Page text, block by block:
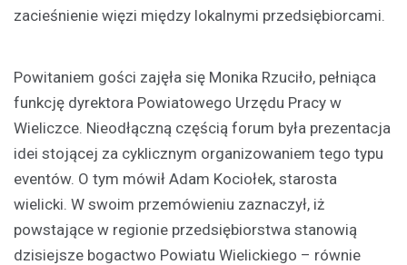
zacieśnienie więzi między lokalnymi przedsiębiorcami.
Powitaniem gości zajęła się Monika Rzuciło, pełniąca
funkcję dyrektora Powiatowego Urzędu Pracy w
Wieliczce. Nieodłączną częścią forum była prezentacja
idei stojącej za cyklicznym organizowaniem tego typu
eventów. O tym mówił Adam Kociołek, starosta
wielicki. W swoim przemówieniu zaznaczył, iż
powstające w regionie przedsiębiorstwa stanowią
dzisiejsze bogactwo Powiatu Wielickiego – równie